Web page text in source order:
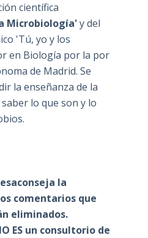
científica
Microbiología'y del
'Tú, yo y los
en Biología por la por
de Madrid. Se
la enseñanza de la
lo que son y lo
la
comentarios que
eliminados.
ES un consultorio de